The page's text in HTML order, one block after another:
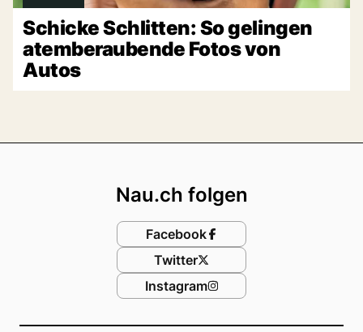
Schicke Schlitten: So gelingen
atemberaubende Fotos von
Autos
Nau.ch folgen
Facebook
Twitter
Instagram